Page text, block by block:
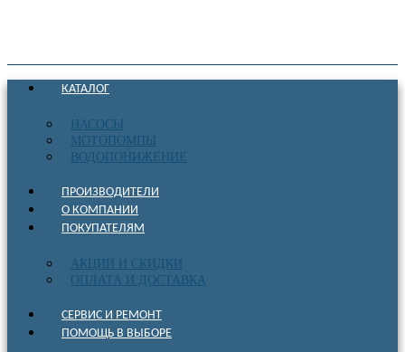
КАТАЛОГ
НАСОСЫ
МОТОПОМПЫ
ВОДОПОНИЖЕНИЕ
ПРОИЗВОДИТЕЛИ
О КОМПАНИИ
ПОКУПАТЕЛЯМ
АКЦИИ И СКИДКИ
ОПЛАТА И ДОСТАВКА
СЕРВИС И РЕМОНТ
ПОМОЩЬ В ВЫБОРЕ